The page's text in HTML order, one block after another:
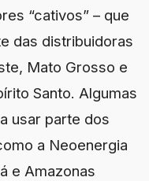
“cativos” – que
das distribuidoras
Mato Grosso e
Santo. Algumas
usar parte dos
a Neoenergia
e Amazonas